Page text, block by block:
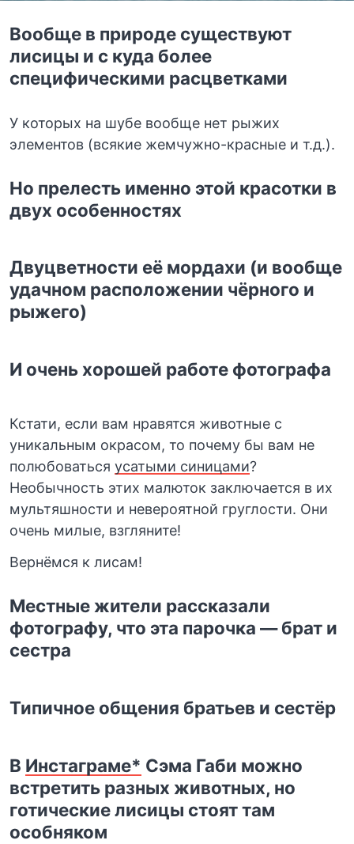
Вообще в природе существуют
лисицы и с куда более
специфическими расцветками
У которых на шубе вообще нет рыжих
элементов (всякие жемчужно-красные и т.д.).
Но прелесть именно этой красотки в
двух особенностях
Двуцветности её мордахи (и вообще
удачном расположении чёрного и
рыжего)
И очень хорошей работе фотографа
Кстати, если вам нравятся животные с
уникальным окрасом, то почему бы вам не
полюбоваться усатыми синицами?
Необычность этих малюток заключается в их
мультяшности и невероятной груглости. Они
очень милые, взгляните!
Вернёмся к лисам!
Местные жители рассказали
фотографу, что эта парочка — брат и
сестра
Типичное общения братьев и сестёр
В Инстаграме* Сэма Габи можно
встретить разных животных, но
готические лисицы стоят там
особняком